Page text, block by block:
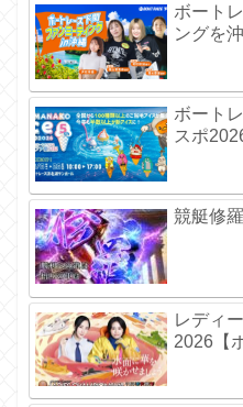
ボート
ングを
ボート
スポ
競艇修羅
レディ
2026【